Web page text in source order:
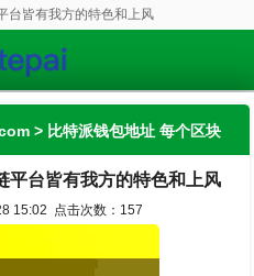
台皆有我方的特色和上风
> 比特派钱包地址 每个区块
平台皆有我方的特色和上风
15:02 点击次数：157